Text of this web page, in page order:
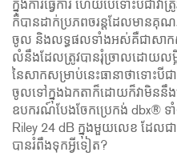
ក្នុងការធ្វើការ ហើយបើទោះបីជា
ក៏បានដាក់ប្រភពចរន្តដែលមានគុ
ចូល និងលទ្ធផលទាំងអស់គឺជាសាក
លំនឹងដែលត្រូវបានរុំច្រាលដោយលម្
នៃសាកសម្រាប់នេះធានាថាទោះបី
ចូលទៅក្នុងឯកតាក៏ដោយក៏វាមិននឹងបំ
ឧបករណ៍បែងចែកប្រេកង់ dbx® ទ
Riley 24 dB ក្នុងមួយលេខ ដែលជាស្ត
បានរំពឹងទុកអ្វីទៀត?